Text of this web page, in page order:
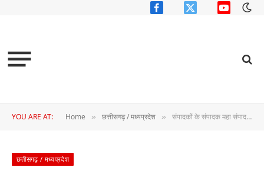
FacebookX
YouTube
YOU ARE AT: Home » छत्तीसगढ़ / मध्यप्रदेश » संपादकों के संपादक महा संपादक श्री धर्मेंद्र शर्मा जी संपादक (C.G) तहलका करोड़ो की दुकान कौड़ियों के मोल नीलाम मामले पर फिर चढ़ रहा रंग नीलामी प्रक्रिया को पीआईसी ने किया निरस्त वहीं परिषद ने किया पास पूरे नीलामी प्रक्रिया में भ्रष्टाचार की आ रही बू
छत्तीसगढ़ / मध्यप्रदेश